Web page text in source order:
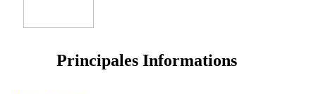
Principales Informations